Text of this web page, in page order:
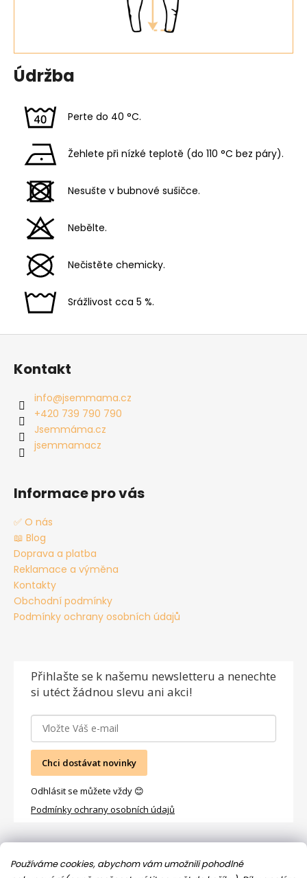
Používáme cookies, abychom vám umožnili pohodlné
Údržba
Perte do 40 °C.
Žehlete při nízké teplotě (do 110 °C bez páry).
Nesušte v bubnové sušičce.
Nebělte.
Nečistěte chemicky.
Srážlivost cca 5 %.
Kontakt
info@jsemmama.cz
+420 739 790 790
Jsemmáma.cz
jsemmamacz
Informace pro vás
✅ O nás
📖 Blog
Doprava a platba
Reklamace a výměna
Kontakty
Obchodní podmínky
Podmínky ochrany osobních údajů
Přihlašte se k našemu newsletteru a nenechte
si utéct žádnou slevu ani akci!
Chci dostávat novinky
Odhlásit se můžete vždy 😊
Podmínky ochrany osobních údajů
Facebook